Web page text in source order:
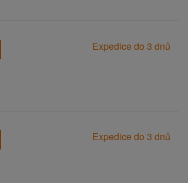
Expedice do 3 dnů
Expedice do 3 dnů